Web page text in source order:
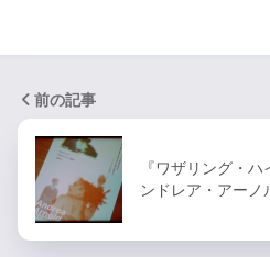
前の記事
『ワザリング・
ンドレア・アーノ